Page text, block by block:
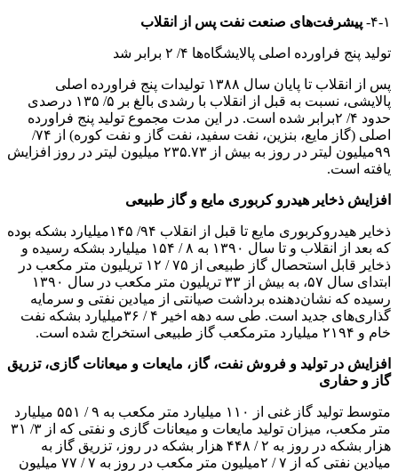
۴-۱- پیشرفت‌های صنعت نفت پس از انقلاب
تولید پنج فراورده اصلی پالایشگاه‌ها ۴/ ۲ برابر شد
پس از انقلاب تا پایان سال ۱۳۸۸ تولیدات پنج فراورده اصلی
پالایشی، نسبت به قبل از انقلاب با رشدی بالغ بر ۵/ ۱۳۵ درصدی
حدود ۴/ ۲برابر شده است. در این مدت مجموع تولید پنج فراورده
اصلی (گاز مایع، بنزین، نفت سفید، نفت گاز و نفت کوره) از ۷۴/
۹۹میلیون لیتر در روز به بیش از ۲۳۵.۷۳ میلیون لیتر در روز افزایش
یافته است.
افزایش ذخایر هیدرو کربوری مایع و گاز طبیعی
ذخایر هیدروکربوری مایع تا قبل از انقلاب ۹۴/ ۱۴۵میلیارد بشکه بوده
که بعد از انقلاب و تا سال ۱۳۹۰ به ۸ / ۱۵۴ میلیارد بشکه رسیده و
ذخایر قابل استحصال گاز طبیعی از ۷۵ / ۱۲ تریلیون متر مکعب در
ابتدای سال ۵۷، به بیش از ۳۳ تریلیون متر مکعب در سال ۱۳۹۰
رسیده که نشان‌دهنده برداشت صیانتی از میادین نفتی و سرمایه
گذاری‌های جدید است. طی سه دهه اخیر ۴ / ۳۶میلیارد بشکه نفت
خام و ۲۱۹۴ میلیارد مترمکعب گاز طبیعی استخراج شده است.
افزایش در تولید و فروش نفت، گاز، مایعات و میعانات گازی، تزریق
گاز و حفاری
متوسط تولید گاز غنی از ۱۱۰ میلیارد متر مکعب به ۹ / ۵۵۱ میلیارد
متر مکعب، میزان تولید مایعات و میعانات گازی و نفتی که از ۳/ ۳۱
هزار بشکه در روز به ۲ / ۴۴۸ هزار بشکه در روز، تزریق گاز به
میادین نفتی که از ۷ / ۲میلیون متر مکعب در روز به ۷ / ۷۷ میلیون